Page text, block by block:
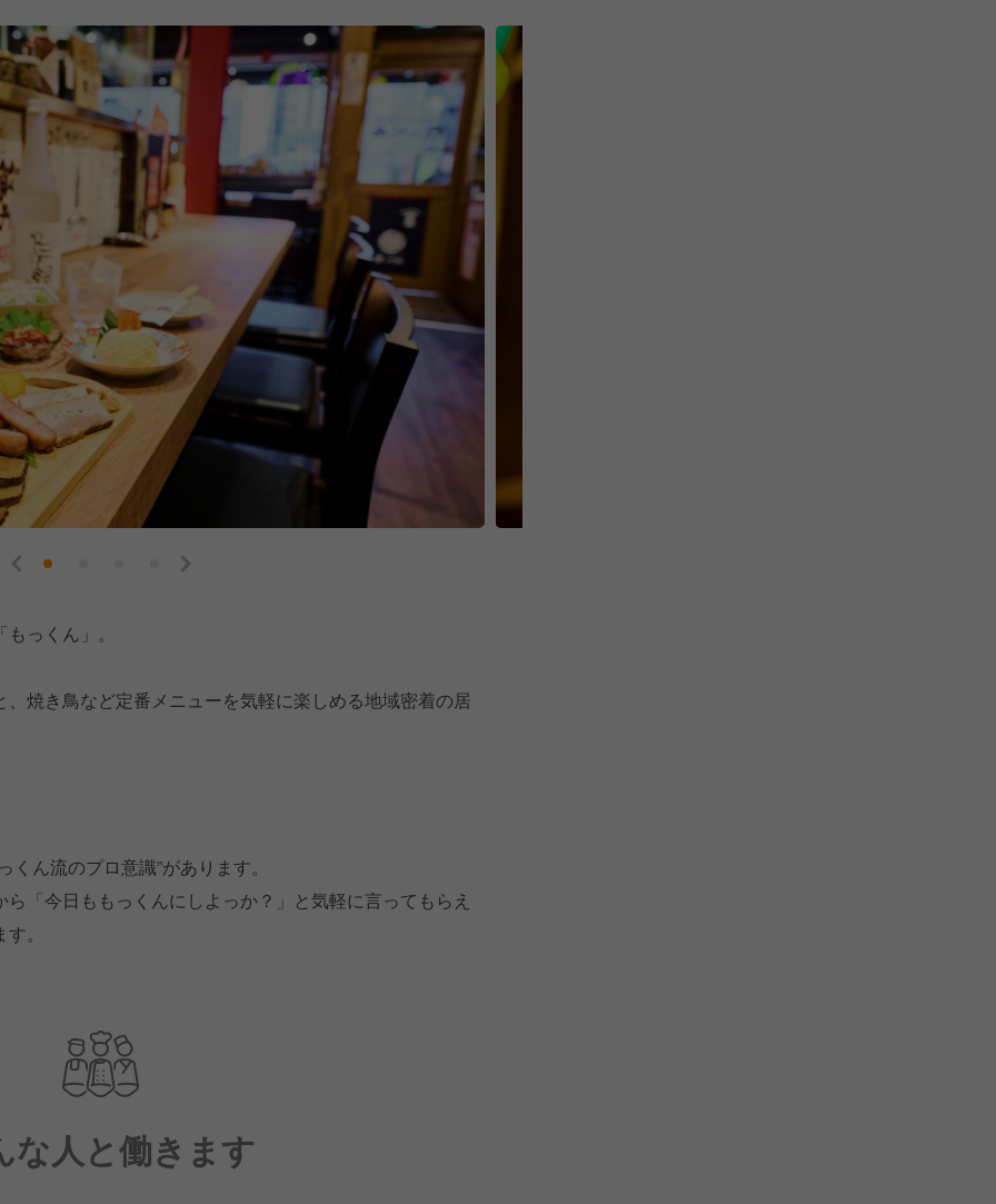
っくん」。
焼き鳥など定番メニューを気軽に楽しめる地域密着の居
ん流のプロ意識”があります。
「今日ももっくんにしよっか？」と気軽に言ってもらえ
。
な人と働きます